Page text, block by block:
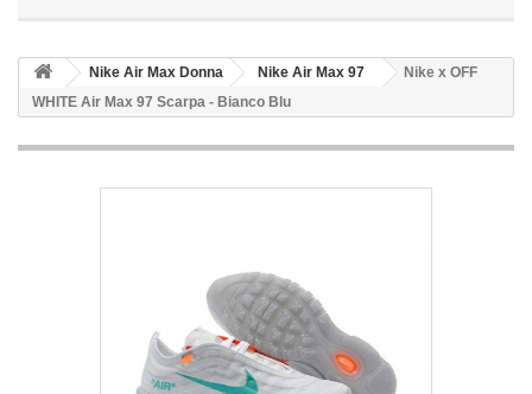
Nike Air Max Donna Nike Air Max 97
Nike x OFF
WHITE Air Max 97 Scarpa - Bianco Blu